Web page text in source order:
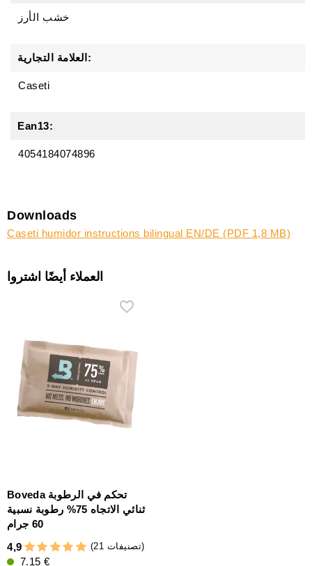
خشب الأرز
العلامة التجارية:
Caseti
Ean13:
4054184074896
Downloads
Caseti humidor instructions bilingual EN/DE (PDF 1,8 MB)
العملاء أيضًا اشتروا
Boveda تحكم في الرطوبة
ثنائي الاتجاه 75% رطوبة نسبية
60 جرام
4,9
(21 تصنيفات)
7.15 €